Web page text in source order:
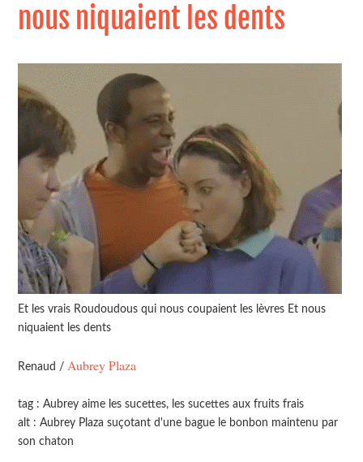
nous niquaient les dents
Et les vrais Roudoudous qui nous coupaient les lèvres Et nous
niquaient les dents
Renaud /Aubrey Plaza
tag : Aubrey aime les sucettes, les sucettes aux fruits frais
alt : Aubrey Plaza suçotant d'une bague le bonbon maintenu par
son chaton